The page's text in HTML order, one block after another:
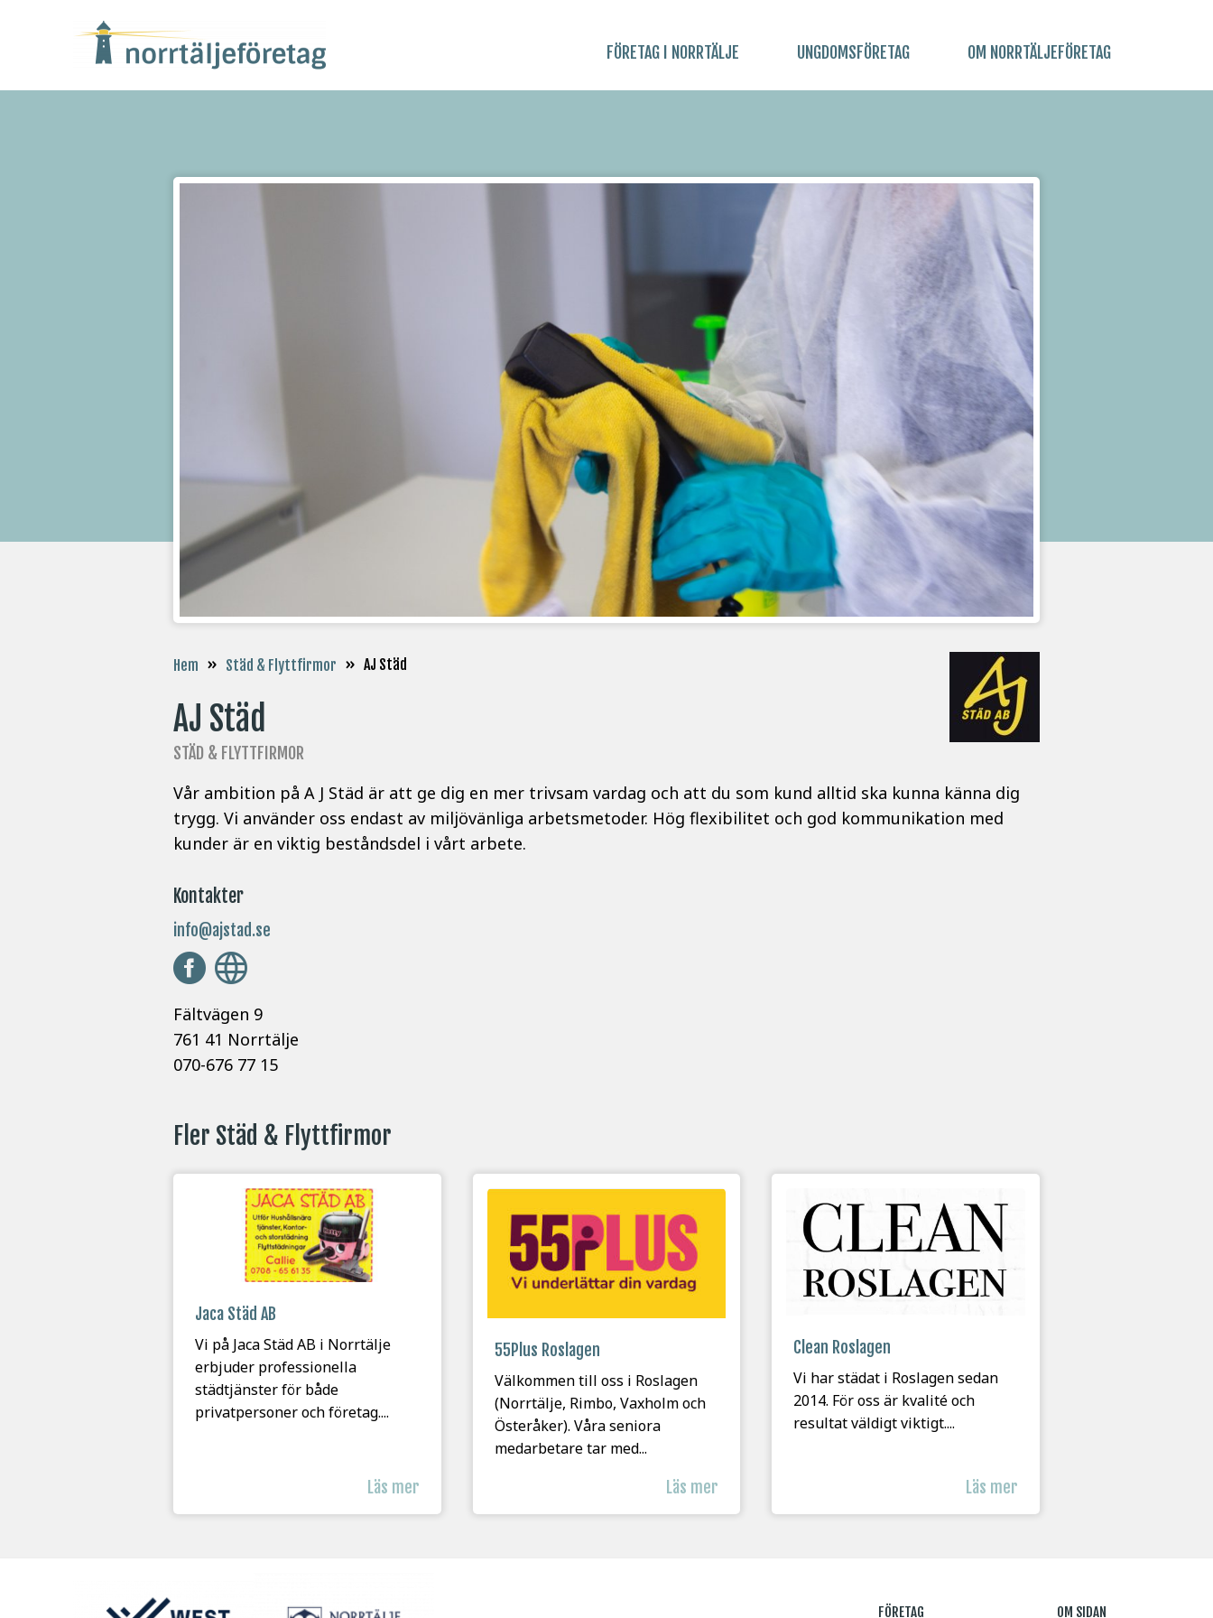
FÖRETAG I NORRTÄLJE UNGDOMSFÖRETAG OM NORRTÄLJEFÖRETAG
Hem » Städ & Flyttfirmor » AJ Städ
AJ Städ
STÄD & FLYTTFIRMOR
Vår ambition på A J Städ är att ge dig en mer trivsam vardag och att du som kund alltid ska kunna känna dig
trygg. Vi använder oss endast av miljövänliga arbetsmetoder. Hög flexibilitet och god kommunikation med
kunder är en viktig beståndsdel i vårt arbete.
Kontakter
info@ajstad.se
Fältvägen 9
761 41 Norrtälje
070-676 77 15
Fler Städ & Flyttfirmor
Jaca Städ AB
Vi på Jaca Städ AB i Norrtälje
erbjuder professionella
städtjänster för både
privatpersoner och företag....
Läs mer
55Plus Roslagen
Välkommen till oss i Roslagen
(Norrtälje, Rimbo, Vaxholm och
Österåker). Våra seniora
medarbetare tar med...
Läs mer
Clean Roslagen
Vi har städat i Roslagen sedan
2014. För oss är kvalité och
resultat väldigt viktigt....
Läs mer
FÖRETAG OM SIDAN